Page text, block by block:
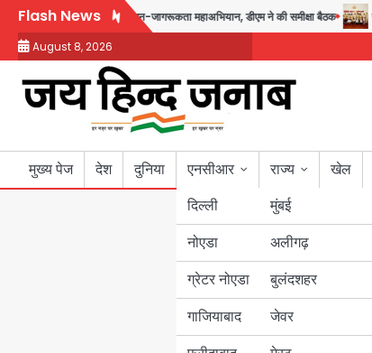
Skip
content
Flash News
तक चलेगा जन-जागरूकता महाअभियान, डीएम ने की समीक्षा बैठक एंटी-
August 8, 2026
मुख्य पेज देश दुनिया
एनसीआर
दिल्ली
नोएडा
ग्रेटर नोएडा
गाजियाबाद
राज्य
मुंबई
उत्तर प्रदेश
अलीगढ़
बुलंदशहर
जेवर
बिहार
पंजाब
खेल